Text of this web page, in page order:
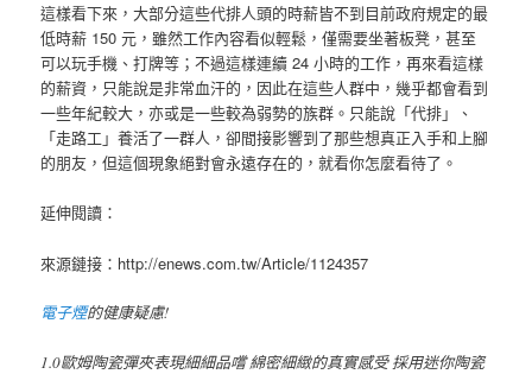
這樣看下來，大部分這些代排人頭的時薪皆不到目前政府規定的最
低時薪 150 元，雖然工作內容看似輕鬆，僅需要坐著板凳，甚至
可以玩手機、打牌等；不過這樣連續 24 小時的工作，再來看這樣
的薪資，只能說是非常血汗的，因此在這些人群中，幾乎都會看到
一些年紀較大，亦或是一些較為弱勢的族群。只能說「代排」、
「走路工」養活了一群人，卻間接影響到了那些想真正入手和上腳
的朋友，但這個現象絕對會永遠存在的，就看你怎麼看待了。
延伸閱讀：
來源鏈接：http://enews.com.tw/Article/1124357
電子煙的健康疑慮!
1.0歐姆陶瓷彈夾表現細細品嚐 綿密細緻的真實感受 採用迷你陶瓷